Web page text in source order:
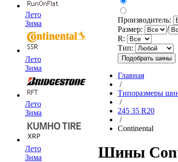
Лето
Зима
Лето
Зима
Лето
Зима
Лето
Зима
Производитель:
Размер:
/
R:
Тип:
Главная
/
Типоразмеры
/
245 35 R20
/
Continental
Шины